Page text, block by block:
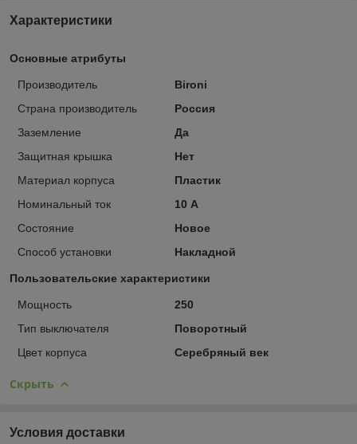
Характеристики
Основные атрибуты
Производитель
Bironi
Страна производитель
Россия
Заземление
Да
Защитная крышка
Нет
Материал корпуса
Пластик
Номинальный ток
10 А
Состояние
Новое
Способ установки
Накладной
Пользовательские характеристики
Мощность
250
Тип выключателя
Поворотный
Цвет корпуса
Серебряный век
Скрыть
Условия доставки